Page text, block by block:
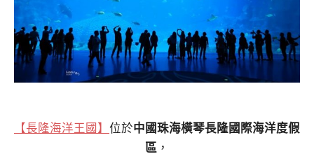
【長隆海洋王國】 位於中國珠海橫琴長隆國際海洋度假
區 ，